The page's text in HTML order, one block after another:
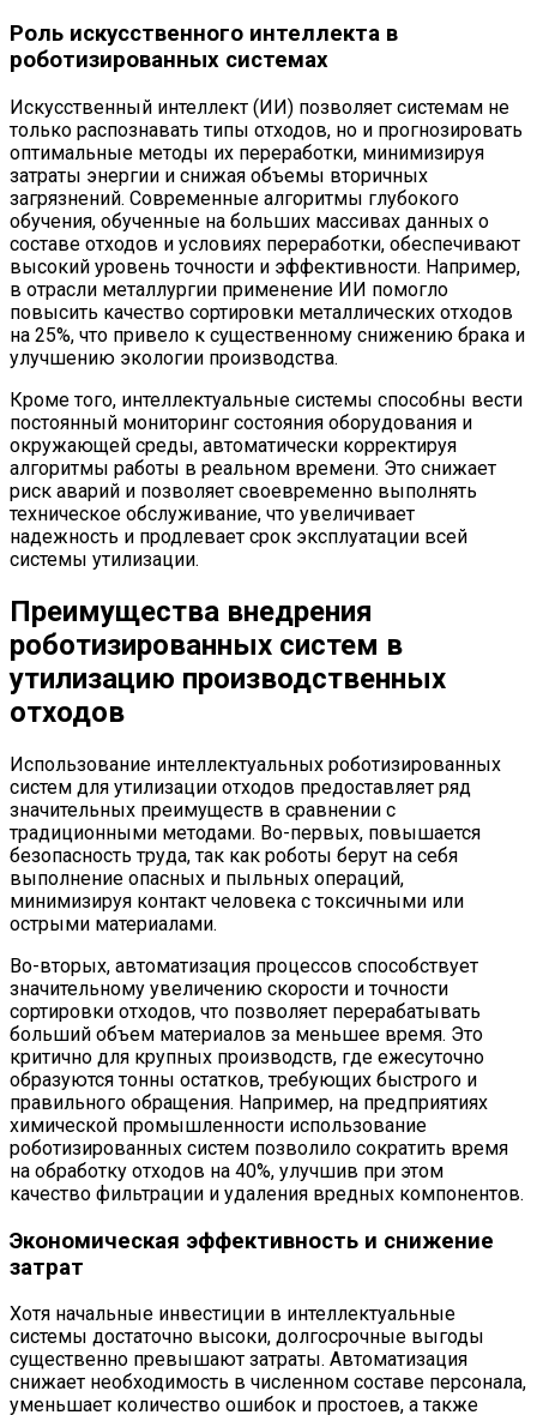
Роль искусственного интеллекта в
роботизированных системах
Искусственный интеллект (ИИ) позволяет системам не
только распознавать типы отходов, но и прогнозировать
оптимальные методы их переработки, минимизируя
затраты энергии и снижая объемы вторичных
загрязнений. Современные алгоритмы глубокого
обучения, обученные на больших массивах данных о
составе отходов и условиях переработки, обеспечивают
высокий уровень точности и эффективности. Например,
в отрасли металлургии применение ИИ помогло
повысить качество сортировки металлических отходов
на 25%, что привело к существенному снижению брака и
улучшению экологии производства.
Кроме того, интеллектуальные системы способны вести
постоянный мониторинг состояния оборудования и
окружающей среды, автоматически корректируя
алгоритмы работы в реальном времени. Это снижает
риск аварий и позволяет своевременно выполнять
техническое обслуживание, что увеличивает
надежность и продлевает срок эксплуатации всей
системы утилизации.
Преимущества внедрения
роботизированных систем в
утилизацию производственных
отходов
Использование интеллектуальных роботизированных
систем для утилизации отходов предоставляет ряд
значительных преимуществ в сравнении с
традиционными методами. Во-первых, повышается
безопасность труда, так как роботы берут на себя
выполнение опасных и пыльных операций,
минимизируя контакт человека с токсичными или
острыми материалами.
Во-вторых, автоматизация процессов способствует
значительному увеличению скорости и точности
сортировки отходов, что позволяет перерабатывать
больший объем материалов за меньшее время. Это
критично для крупных производств, где ежесуточно
образуются тонны остатков, требующих быстрого и
правильного обращения. Например, на предприятиях
химической промышленности использование
роботизированных систем позволило сократить время
на обработку отходов на 40%, улучшив при этом
качество фильтрации и удаления вредных компонентов.
Экономическая эффективность и снижение
затрат
Хотя начальные инвестиции в интеллектуальные
системы достаточно высоки, долгосрочные выгоды
существенно превышают затраты. Автоматизация
снижает необходимость в численном составе персонала,
уменьшает количество ошибок и простоев, а также